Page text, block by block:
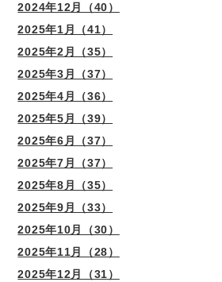
2024年12月（40）
2025年1月（41）
2025年2月（35）
2025年3月（37）
2025年4月（36）
2025年5月（39）
2025年6月（37）
2025年7月（37）
2025年8月（35）
2025年9月（33）
2025年10月（30）
2025年11月（28）
2025年12月（31）